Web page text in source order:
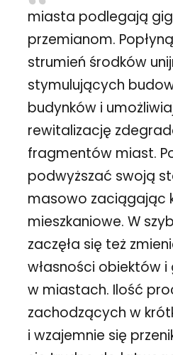
miasta podlegają
przemianom.
strumień środków
stymulujących
budynków i
rewitalizację
fragmentów miast.
podwyższać swoją
masowo zaciągając
mieszkaniowe. W
zaczęła się też
własności obiektów
w miastach. Ilość
zachodzących w
i wzajemnie się